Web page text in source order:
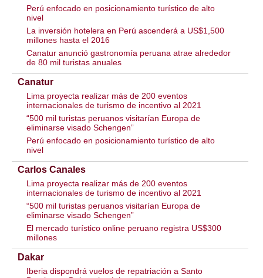
Perú enfocado en posicionamiento turístico de alto
nivel
La inversión hotelera en Perú ascenderá a US$1,500
millones hasta el 2016
Canatur anunció gastronomía peruana atrae alrededor
de 80 mil turistas anuales
Canatur
Lima proyecta realizar más de 200 eventos
internacionales de turismo de incentivo al 2021
“500 mil turistas peruanos visitarían Europa de
eliminarse visado Schengen”
Perú enfocado en posicionamiento turístico de alto
nivel
Carlos Canales
Lima proyecta realizar más de 200 eventos
internacionales de turismo de incentivo al 2021
“500 mil turistas peruanos visitarían Europa de
eliminarse visado Schengen”
El mercado turístico online peruano registra US$300
millones
Dakar
Iberia dispondrá vuelos de repatriación a Santo